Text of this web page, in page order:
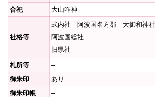
合祀
大山咋神
社格等
式内社 阿波国名方郡 大御和神社
阿波国総社
旧県社
札所等
–
御朱印
あり
御朱印帳
–